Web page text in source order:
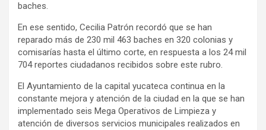
baches.
En ese sentido, Cecilia Patrón recordó que se han
reparado más de 230 mil 463 baches en 320 colonias y
comisarías hasta el último corte, en respuesta a los 24 mil
704 reportes ciudadanos recibidos sobre este rubro.
El Ayuntamiento de la capital yucateca continua en la
constante mejora y atención de la ciudad en la que se han
implementado seis Mega Operativos de Limpieza y
atención de diversos servicios municipales realizados en